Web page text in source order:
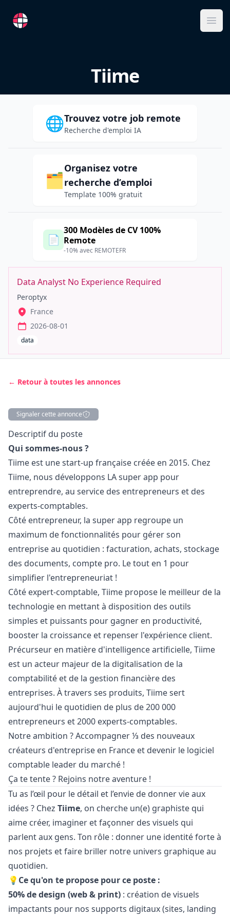
RemoteFR
Tiime
🌐Trouvez votre job remote
Recherche d'emploi IA
🗂️
Organisez votre
recherche d’emploi
Template 100% gratuit
📄
300 Modèles de CV 100%
Remote
-10% avec REMOTEFR
Data Analyst No Experience Required
Peroptyx
France
2026-08-01
data
← Retour à toutes les annonces
Signaler cette annonce
Description
Descriptif du poste
Qui sommes-nous ?
Tiime est une start-up française créée en 2015. Chez
Tiime, nous développons LA super app pour
entreprendre, au service des entrepreneurs et des
experts-comptables.
Côté entrepreneur, la super app regroupe un
maximum de fonctionnalités pour gérer son
entreprise au quotidien : facturation, achats, stockage
des documents, compte pro. Le tout en 1 pour
simplifier l'entrepreneuriat !
Côté expert-comptable, Tiime propose le meilleur de la
technologie en mettant à disposition des outils
simples et puissants pour gagner en productivité,
booster la croissance et repenser l'expérience client.
Précurseur en matière d'intelligence artificielle, Tiime
est un acteur majeur de la digitalisation de la
comptabilité et de la gestion financière des
entreprises. À travers ses produits, Tiime sert
aujourd'hui le quotidien de plus de 200 000
entrepreneurs et 2000 experts-comptables.
Notre ambition ? Accompagner ⅓ des nouveaux
créateurs d'entreprise en France et devenir le logiciel
comptable leader du marché !
Ça te tente ? Rejoins notre aventure !
Tu as l’œil pour le détail et l’envie de donner vie aux
idées ? Chez Tiime, on cherche un(e) graphiste qui
aime créer, imaginer et façonner des visuels qui
parlent aux gens. Ton rôle : donner une identité forte à
nos projets et faire briller notre univers graphique au
quotidien.
💡 Ce qu'on te propose pour ce poste :
50% dedesign (web & print) : création de visuels
impactants pour nos supports digitaux (sites, landing